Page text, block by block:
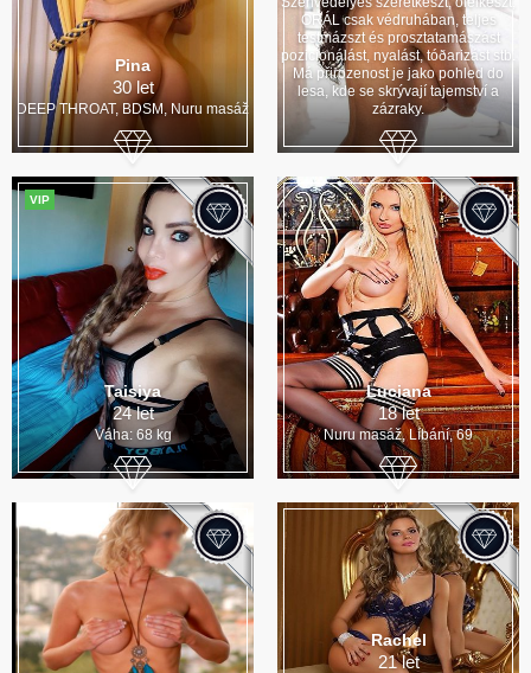
Pina
30 let
DEEP THROAT, BDSM, Nuru masáž
ORÁL csak védruhában, teljes
testmázszt és prosztatamászást
pozicionálást, nyalást, tóðarizást stb.
Má přirozenost je jako pohled do
lesa, kde se skrývají tajemství a
zázraky.
VIP
Taisiya
24 let
Váha: 68 kg
Luciana
18 let
Nuru masáž, Líbání, 69
Rachel
21 let